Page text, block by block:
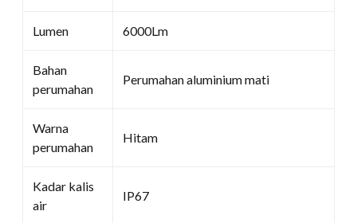
Lumen 6000Lm
Bahan
perumahan
Perumahan aluminium mati
Warna
perumahan
Hitam
Kadar kalis
air
IP67